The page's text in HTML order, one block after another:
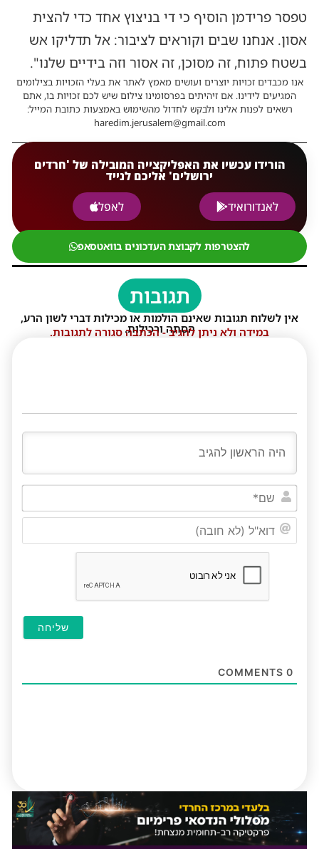
טפסר פרידמן הוסיף כי די בניצוץ אחד כדי להצית
אסון. אנחנו שבים וקוראים לציבור: אל תדליקו אש
בשטח פתוח, זה מסוכן, זה אסור וזה בידיים שלנו".
אנו מכבדים זכויות יוצרים ועושים מאמץ לאתר את בעלי הזכויות בצילומים
המגיעים לידינו. אם זיהיתים בפרסומינו צילום שיש לכם זכויות בו, אתם
רשאים לפנות אלינו ולבקש לחדול מהשימוש באמצעות כתובת המייל:
haredim.jerusalem@gmail.com
הורידו עכשיו את האפליקצייה המובילה של 'חרדים
ירושלים' אליכם לנייד
לאנדורואיד
לאפל
להצטרפות לקבוצת העדכונים בוואטסאפ
תגובות
אין לשלוח תגובות שאינם הולמות או מכילות דברי לשון הרע,
הסתה ורכילות.
במידה ולא ניתן להגיב - הכתבה סגורה לתגובות.
שם*
0